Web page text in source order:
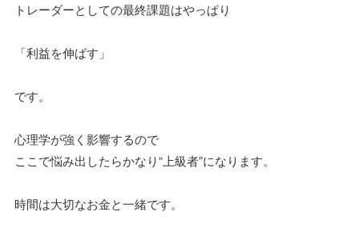
トレーダーとしての最終課題はやっぱり
「利益を伸ばす」
です。
心理学が強く影響するので
ここで悩み出したらかなり“上級者”になります。
時間は大切なお金と一緒です。